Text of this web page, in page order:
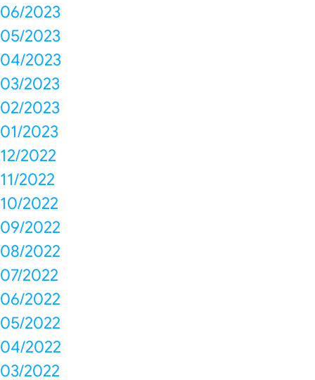
06/2023
05/2023
04/2023
03/2023
02/2023
01/2023
12/2022
11/2022
10/2022
09/2022
08/2022
07/2022
06/2022
05/2022
04/2022
03/2022